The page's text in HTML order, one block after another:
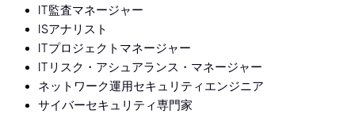
IT監査マネージャー
ISアナリスト
ITプロジェクトマネージャー
ITリスク・アシュアランス・マネージャー
ネットワーク運用セキュリティエンジニア
サイバーセキュリティ専門家